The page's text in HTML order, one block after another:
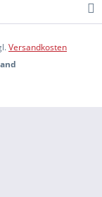
Versandkosten